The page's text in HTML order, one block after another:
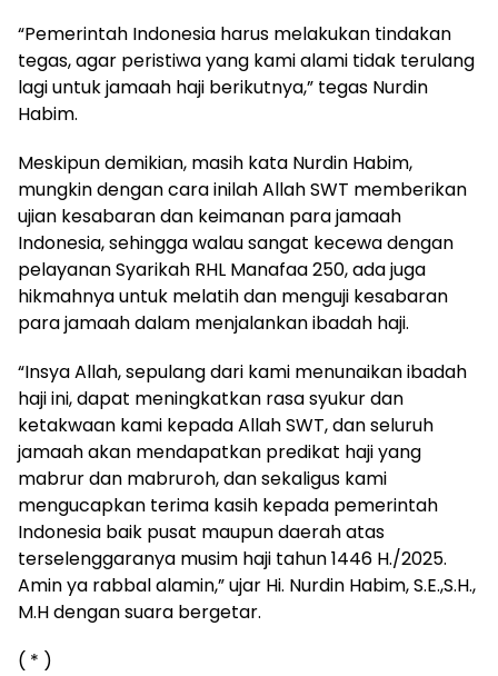
“Pemerintah Indonesia harus melakukan tindakan
tegas, agar peristiwa yang kami alami tidak terulang
lagi untuk jamaah haji berikutnya,” tegas Nurdin
Habim.
Meskipun demikian, masih kata Nurdin Habim,
mungkin dengan cara inilah Allah SWT memberikan
ujian kesabaran dan keimanan para jamaah
Indonesia, sehingga walau sangat kecewa dengan
pelayanan Syarikah RHL Manafaa 250, ada juga
hikmahnya untuk melatih dan menguji kesabaran
para jamaah dalam menjalankan ibadah haji.
“Insya Allah, sepulang dari kami menunaikan ibadah
haji ini, dapat meningkatkan rasa syukur dan
ketakwaan kami kepada Allah SWT, dan seluruh
jamaah akan mendapatkan predikat haji yang
mabrur dan mabruroh, dan sekaligus kami
mengucapkan terima kasih kepada pemerintah
Indonesia baik pusat maupun daerah atas
terselenggaranya musim haji tahun 1446 H./2025.
Amin ya rabbal alamin,” ujar Hi. Nurdin Habim, S.E.,S.H.,
M.H dengan suara bergetar.
( * )